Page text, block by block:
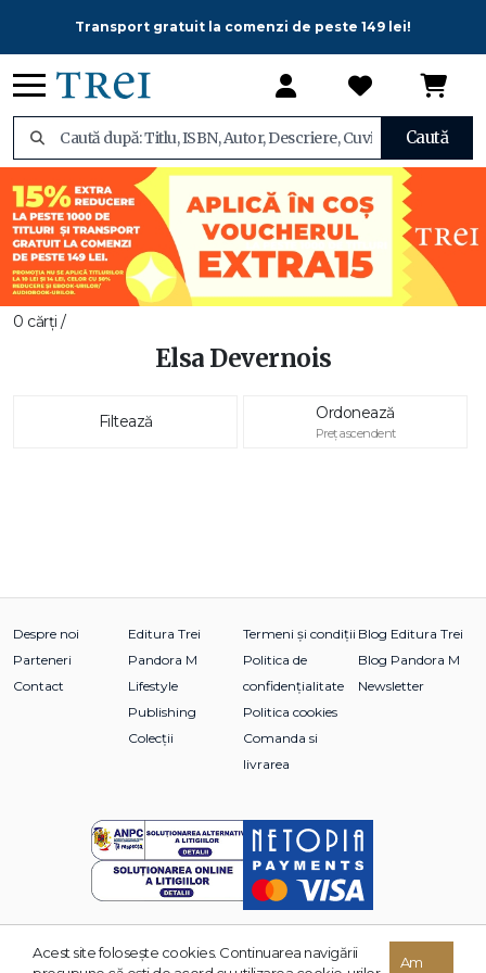
Transport gratuit la comenzi de peste 149 lei!
Caută
0 cărți /
Elsa Devernois
Filtează Ordonează
Preț ascendent
Despre noi
Parteneri
Contact
Editura Trei
Pandora M
Lifestyle
Publishing
Colecții
Termeni și condiții
Politica de
confidențialitate
Politica cookies
Comanda si
livrarea
Blog Editura Trei
Blog Pandora M
Newsletter
© 2026 Grupul Editorial TREI. Toate drepturile rezervate.
Acest site foloseşte cookies. Continuarea navigării
Am